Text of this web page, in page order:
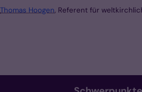
Thomas Hoogen, Referent für